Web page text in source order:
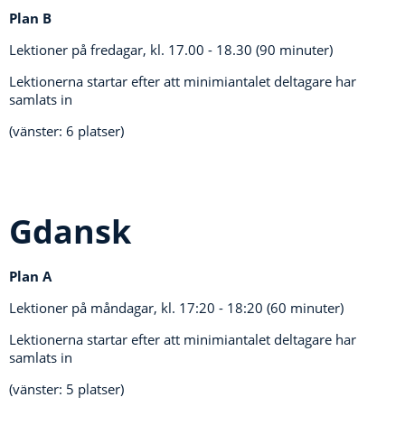
Plan B
Lektioner på fredagar, kl. 17.00 - 18.30 (90 minuter)
Lektionerna startar efter att minimiantalet deltagare har
samlats in
(vänster: 6 platser)
Gdansk
Plan A
Lektioner på måndagar, kl. 17:20 - 18:20 (60 minuter)
Lektionerna startar efter att minimiantalet deltagare har
samlats in
(vänster: 5 platser)